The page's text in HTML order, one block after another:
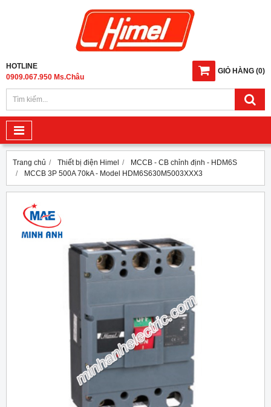
GIỎ HÀNG (0)
HOTLINE
0909.067.950 Ms.Châu
Trang chủ Thiết bị điện Himel
MCCB - CB chỉnh định - HDM6S
MCCB 3P 500A 70kA - Model HDM6S630M5003XXX3